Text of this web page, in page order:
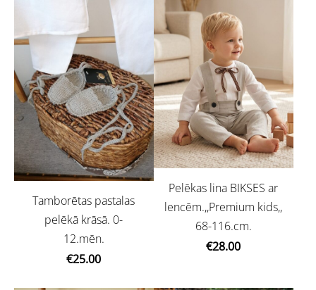
Tamborētas pastalas
pelēkā krāsā. 0-
12.mēn.
€25.00
Pelēkas lina BIKSES ar
lencēm.,,Premium kids,,
68-116.cm.
€28.00